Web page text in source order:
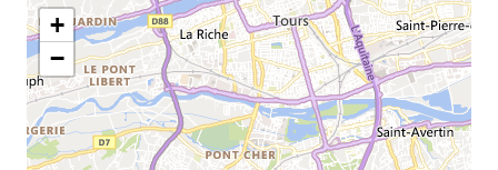
+
−
g
a
n
i